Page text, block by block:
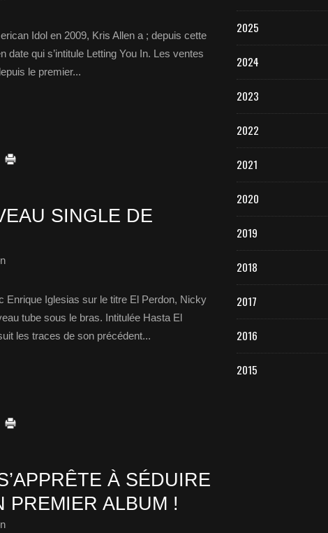
Idol en 2009, Kris Allen a ; depuis cette
qui s’intitule Letting You In. Les ventes
le premier...
SINGLE DE
Enrique Iglesias sur le titre El Perdon, Nicky
tube sous le bras. Intitulée Hasta El
les traces de son précédent...
À SÉDUIRE
PREMIER ALBUM !
2025
2024
2023
2022
2021
2020
2019
2018
2017
2016
2015